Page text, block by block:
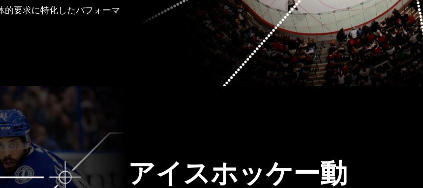
的要求に特化したパフォーマ
アイスホッケー動